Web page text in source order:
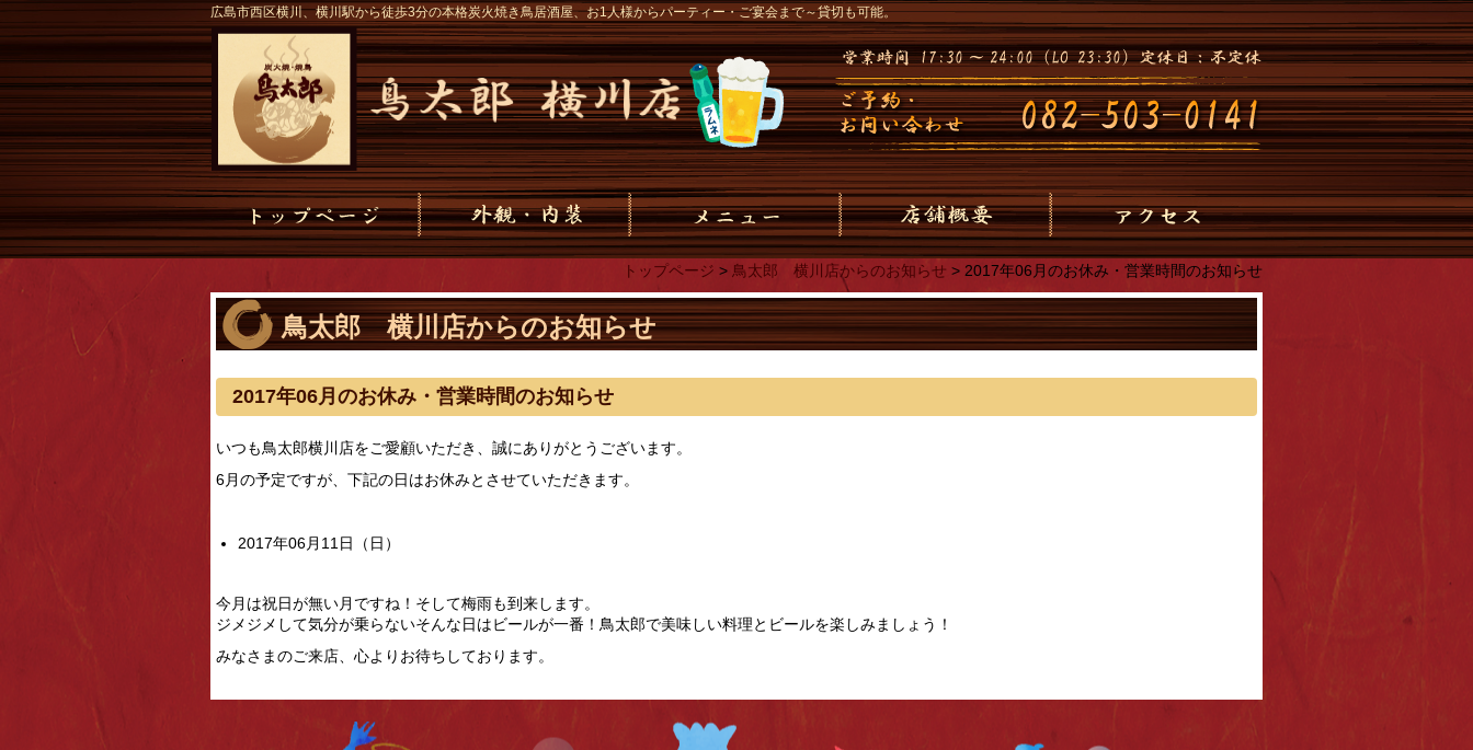
広島市西区横川、横川駅から徒歩3分の本格炭火焼き鳥居酒屋、お1人様からパーティー・ご宴会まで～貸切も可能。
トップページ > 鳥太郎 横川店からのお知らせ > 2017年06月のお休み・営業時間のお知らせ
鳥太郎 横川店からのお知らせ
2017年06月のお休み・営業時間のお知らせ
いつも鳥太郎横川店をご愛顧いただき、誠にありがとうございます。
6月の予定ですが、下記の日はお休みとさせていただきます。
2017年06月11日（日）
今月は祝日が無い月ですね！そして梅雨も到来します。
ジメジメして気分が乗らないそんな日はビールが一番！鳥太郎で美味しい料理とビールを楽しみましょう！
みなさまのご来店、心よりお待ちしております。